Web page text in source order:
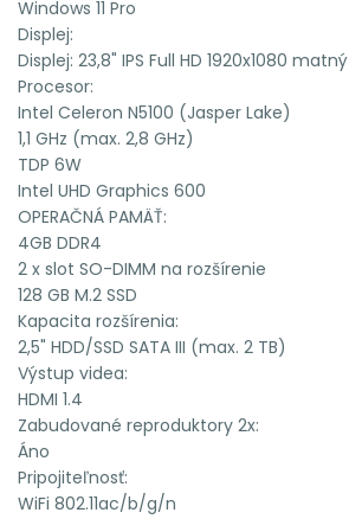
Windows 11 Pro
Displej:
Displej: 23,8" IPS Full HD 1920x1080 matný
Procesor:
Intel Celeron N5100 (Jasper Lake)
1,1 GHz (max. 2,8 GHz)
TDP 6W
Intel UHD Graphics 600
OPERAČNÁ PAMÄŤ:
4GB DDR4
2 x slot SO-DIMM na rozšírenie
128 GB M.2 SSD
Kapacita rozšírenia:
2,5" HDD/SSD SATA III (max. 2 TB)
Výstup videa:
HDMI 1.4
Zabudované reproduktory 2x:
Áno
Pripojiteľnosť:
WiFi 802.11ac/b/g/n